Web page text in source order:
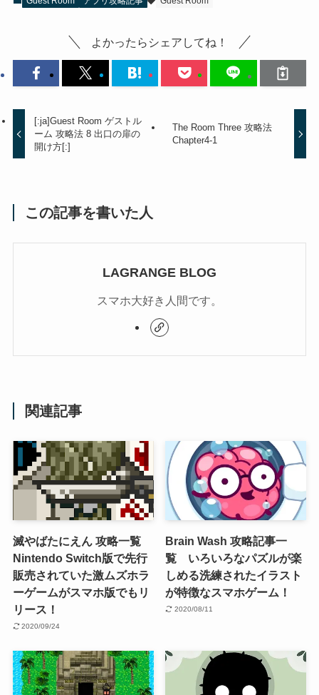
よかったらシェアしてね！
[:ja]Guest Room ゲストル
ーム 攻略法 8 出口の扉の
開け方[:]
The Room Three 攻略法
Chapter4-1
この記事を書いた人
LAGRANGE BLOG
スマホ大好き人間です。
関連記事
滅やばたにえん 攻略一覧
Nintendo Switch版で先行
販売されていた激ムズホラ
ーゲームがスマホ版でもリ
リース！
2020/09/24
Brain Wash 攻略記事一
覧 いろいろなパズルが楽
しめる洗練されたイラスト
が特徴なスマホゲーム！
2020/08/11